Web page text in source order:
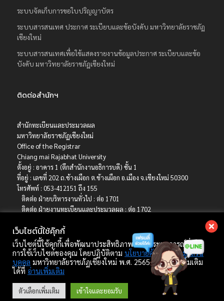
ม่
ระบบจัดเก็บการขอใบปริญญาบัตร
ระบบสารสนเทศ ประกาศ ระเบียบและข้อบังคับ มหาวิทยาลัยราชภัฏ
เชียงใหม่
ระบบสารสนเทศเพื่อใช้แสดงรายงานข้อมูลประกาศ ระเบียบและข้อ
บังคับ มหาวิทยาลัยราชภัฏเชียงใหม่
ติดต่อสำนักฯ
สำนักทะเบียนและประมวลผล
มหาวิทยาลัยราชภัฏเชียงใหม่
Office of the Registrar
Chiang mai Rajabhat University
ตั้งอยู่ : อาคาร 1 (ตึกสำนักงานอธิการบดี) ชั้น 1
ที่อยู่ : เลขที่ 202 ถ.ช้างเผือก ต.ช้างเผือก อ.เมือง จ.เชียงใหม่ 50300
โทรศัพท์ : 053-412151 ถึง 155
ติดต่อ ฝ่ายบริหารงานทั่วไป : ต่อ 1701
ติดต่อ ฝ่ายงานทะเบียนและประมวลผล : ต่อ 1702
ติดต่อ ฝ่ายรับเข้าศึกษา : ต่อ 1704
เบอร์มือถือ : 06-4786-8392
E-mail : registrar@cmru.ac.th
Copyright © 2022 สำนักทะเบียนและประมวลผล มหาวิทยาลัยราชภัฏเชียงใหม่.
developed by Winai Kankhat.
เว็บไซต์นี้ใช้คุ๊กกี้
เว็บไซต์นี้ใช้คุกกี้เพื่อพัฒนาประสิทธิภาพ และประสบการณ์ที่ดีใน
การใช้เว็บไซต์ของคุณ โดยปฏิบัติตาม นโยบายคุ้มครองข้อมูลส่วน
บุคคล มหาวิทยาลัยราชภัฏเชียงใหม่ พ.ศ. 2565 ศึกษาเพิ่มเติม
ได้ที่ อ่านเพิ่มเติม
ตัวเลือกเพิ่มเติม เข้าใจและยอมรับ